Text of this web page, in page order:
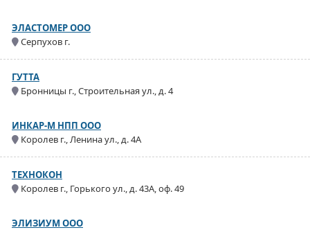
ЭЛАСТОМЕР ООО
Серпухов г.
ГУТТА
Бронницы г., Строительная ул., д. 4
ИНКАР-М НПП ООО
Королев г., Ленина ул., д. 4А
ТЕХНОКОН
Королев г., Горького ул., д. 43А, оф. 49
ЭЛИЗИУМ ООО